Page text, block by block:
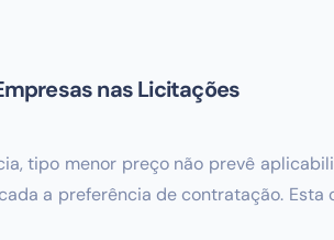
nas Licitações
tipo menor preço não prevê
a preferência de contratação.